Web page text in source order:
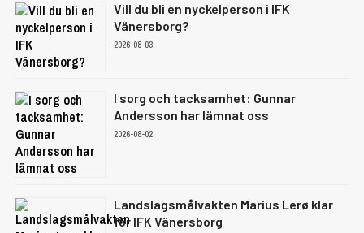
Vill du bli en nyckelperson i IFK
Vänersborg?
2026-08-03
I sorg och tacksamhet: Gunnar
Andersson har lämnat oss
2026-08-02
Landslagsmålvakten Marius Lerø klar
för IFK Vänersborg